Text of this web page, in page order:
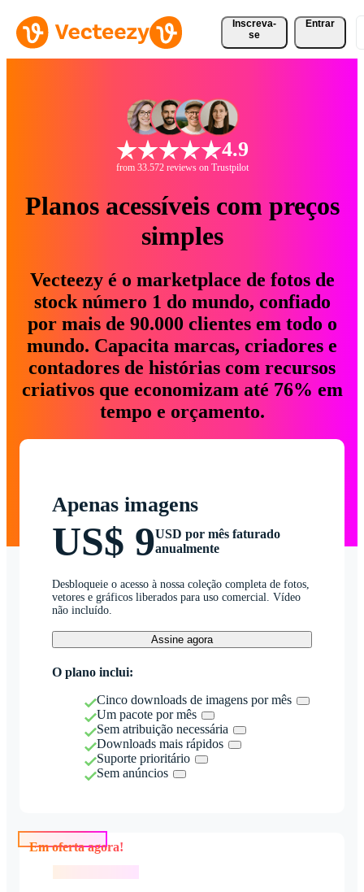
Inscreva-
se
Entrar
4.9
from 33.572 reviews on Trustpilot
Planos acessíveis com preços
simples
Vecteezy é o marketplace de fotos de
stock número 1 do mundo, confiado
por mais de 90.000 clientes em todo o
mundo. Capacita marcas, criadores e
contadores de histórias com recursos
criativos que economizam até 76% em
tempo e orçamento.
Apenas imagens
US$ 9USD por mês faturado
anualmente
Desbloqueie o acesso à nossa coleção completa de fotos,
vetores e gráficos liberados para uso comercial. Vídeo
não incluído.
Assine agora
O plano inclui:
Cinco downloads de imagens por mês
Um pacote por mês
Sem atribuição necessária
Downloads mais rápidos
Suporte prioritário
Sem anúncios